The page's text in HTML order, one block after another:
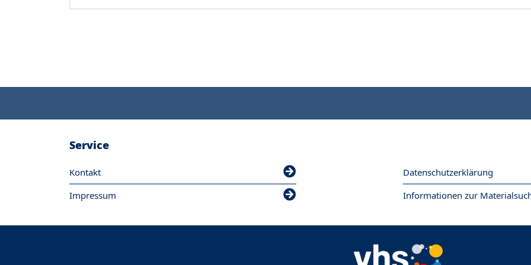
Service
Kontakt
Impressum
Datenschutzerklärung
Informationen zur